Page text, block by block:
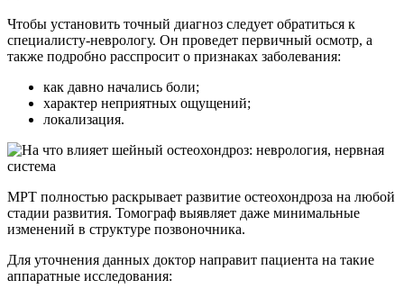
Чтобы установить точный диагноз следует обратиться к
специалисту-неврологу. Он проведет первичный осмотр, а
также подробно расспросит о признаках заболевания:
как давно начались боли;
характер неприятных ощущений;
локализация.
МРТ полностью раскрывает развитие остеохондроза на любой
стадии развития. Томограф выявляет даже минимальные
изменений в структуре позвоночника.
Для уточнения данных доктор направит пациента на такие
аппаратные исследования: